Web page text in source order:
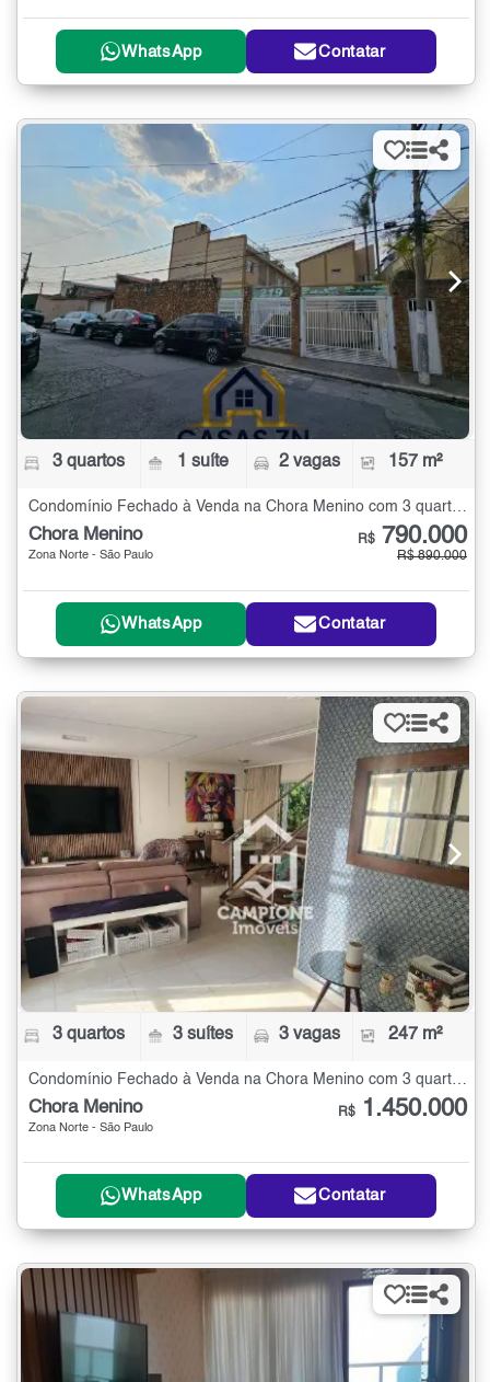
WhatsApp Contatar
3 quartos 1 suíte 2 vagas 157 m²
Condomínio Fechado à Venda na Chora Menino com 3 quartos - 157 m²
Chora Menino
Zona Norte - São Paulo
R$ 790.000
R$ 890.000
WhatsApp Contatar
3 quartos 3 suítes 3 vagas 247 m²
Chora Menino
Zona Norte - São Paulo
R$ 1.450.000
WhatsApp Contatar